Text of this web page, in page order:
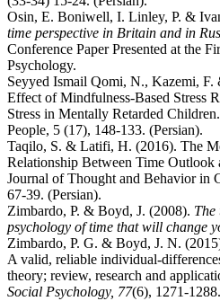
Osin, E. Boniwell, I. Linley, P. &
time perspective in Britain and in
Conference Paper Presented at the
Psychology.
Seyyed Ismail Qomi, N., Kazemi,
Effect of Mindfulness-Based Stress
Stress in Mentally Retarded
People, 5 (17), 148-133. (Persian).
Taqilo, S. & Latifi, H. (2016). The
Relationship Between Time Outlook
Journal of Thought and Behavior in
67-39. (Persian).
Zimbardo, P. & Boyd, J. (2008). The
psychology of time that will change
Zimbardo, P. G. & Boyd, J. N.
A valid, reliable individual-
theory; review, research and
Social Psychology, 77(6), 1271-1288.